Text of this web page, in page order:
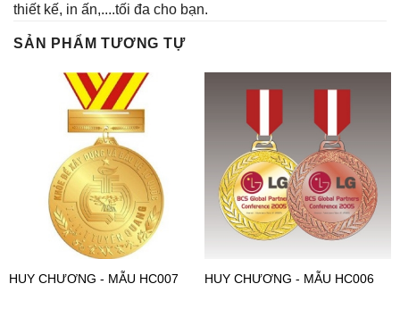
thiết kế, in ấn,....tối đa cho bạn.
SẢN PHẨM TƯƠNG TỰ
HUY CHƯƠNG - MẪU HC007 HUY CHƯƠNG - MẪU HC006